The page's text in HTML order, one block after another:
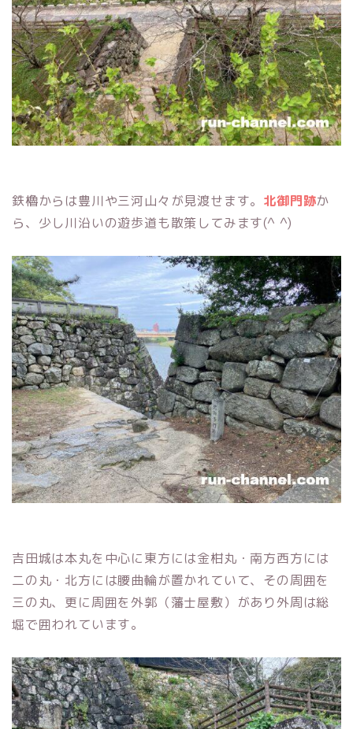
鉄櫓からは豊川や三河山々が見渡せます。 北御門跡か
ら、少し川沿いの遊歩道も散策してみます(^ ^)
吉田城は本丸を中心に東方には金柑丸・南方西方には
二の丸・北方には腰曲輪が置かれていて、その周囲を
三の丸、更に周囲を外郭（藩士屋敷）があり外周は総
堀で囲われています。